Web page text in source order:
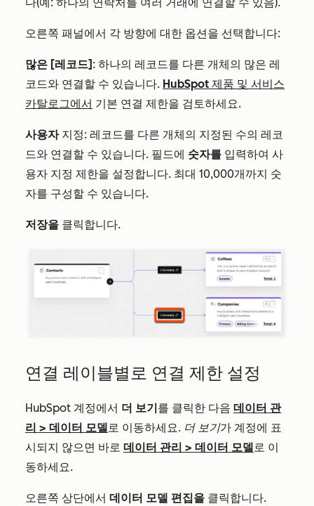
오른쪽 패널에서 각 방향에 대한 옵션을 선택합니다:
많은 [레코드] : 하나의 레코드를 다른 개체의 많은 레
코드와 연결할 수 있습니다. HubSpot 제품 및 서비스
카탈로그에서 기본 연결 제한을 검토하세요.
사용자지정: 레코드를 다른 개체의 지정된 수의 레코
드와 연결할 수 있습니다. 필드에 숫자를 입력하여 사
용자 지정 제한을 설정합니다. 최대 10,000개까지 숫
자를 구성할 수 있습니다.
저장을 클릭합니다.
연결 레이블별로 연결 제한 설정
HubSpot 계정에서 더 보기 를 클릭한 다음 데이터 관
리 > 데이터 모델로 이동하세요. 더 보기가 계정에 표
시되지 않으면 바로 데이터 관리 > 데이터 모델로 이
동하세요.
오른쪽 상단에서 데이터 모델 편집을 클릭합니다.